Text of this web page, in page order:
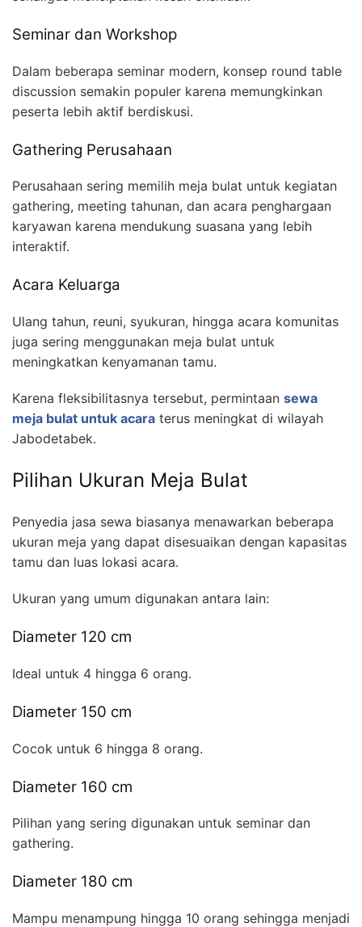
Seminar dan Workshop
Dalam beberapa seminar modern, konsep round table
discussion semakin populer karena memungkinkan
peserta lebih aktif berdiskusi.
Gathering Perusahaan
Perusahaan sering memilih meja bulat untuk kegiatan
gathering, meeting tahunan, dan acara penghargaan
karyawan karena mendukung suasana yang lebih
interaktif.
Acara Keluarga
Ulang tahun, reuni, syukuran, hingga acara komunitas
juga sering menggunakan meja bulat untuk
meningkatkan kenyamanan tamu.
Karena fleksibilitasnya tersebut, permintaan sewa
meja bulat untuk acara terus meningkat di wilayah
Jabodetabek.
Pilihan Ukuran Meja Bulat
Penyedia jasa sewa biasanya menawarkan beberapa
ukuran meja yang dapat disesuaikan dengan kapasitas
tamu dan luas lokasi acara.
Ukuran yang umum digunakan antara lain:
Diameter 120 cm
Ideal untuk 4 hingga 6 orang.
Diameter 150 cm
Cocok untuk 6 hingga 8 orang.
Diameter 160 cm
Pilihan yang sering digunakan untuk seminar dan
gathering.
Diameter 180 cm
Mampu menampung hingga 10 orang sehingga menjadi